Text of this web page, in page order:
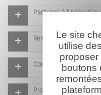
Participer à
Rendre un hommage
Compléter la fiche
Proposer un document
Le site
utilise
boutons